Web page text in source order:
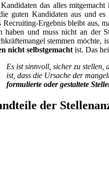
das alles
guten Kandidaten aus und
Recruiting-Ergebnis bleibt aus,
haben und muss nicht an der
stemmen
nicht selbstgemacht ist. Das
Es ist sinnvoll, sicher zu stellen,
ist, dass die Ursache der
formulierte oder gestaltete
der